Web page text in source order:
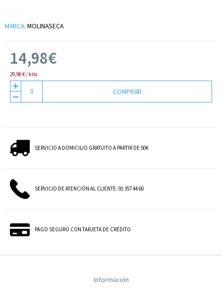
MARCA: MOLINASECA
14,98€
29,96 € / kilo
COMPRAR
SERVICIO A DOMICILIO GRATUITO A PARTIR DE 50€
SERVICIO DE ATENCIÓN AL CLIENTE: 91 357 44 60
PAGO SEGURO CON TARJETA DE CRÉDITO
Información